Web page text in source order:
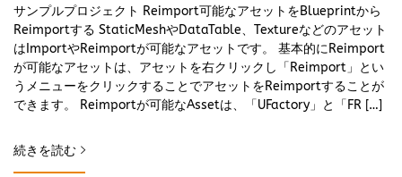
サンプルプロジェクト Reimport可能なアセットをBlueprintから
Reimportする StaticMeshやDataTable、Textureなどのアセット
はImportやReimportが可能なアセットです。 基本的にReimport
が可能なアセットは、アセットを右クリックし「Reimport」とい
うメニューをクリックすることでアセットをReimportすることが
できます。 Reimportが可能なAssetは、「UFactory」と「FR […]
続きを読む